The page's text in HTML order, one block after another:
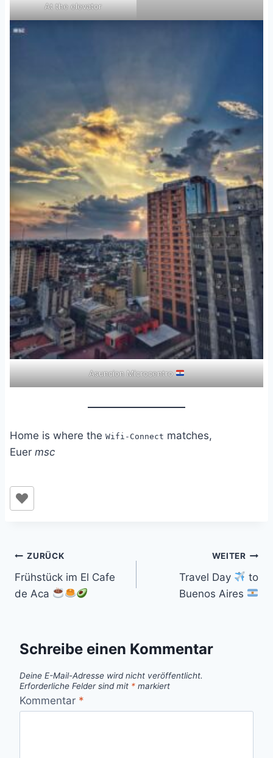
At the elevator
Asuncion Microcentro
Home is where the Wifi-Connect matches,
Euer msc
Beitragsnavigation
ZURÜCK
Frühstück im El Cafe
de Aca
WEITER
Travel Day
to
Buenos Aires
Schreibe einen Kommentar
Deine E-Mail-Adresse wird nicht veröffentlicht.
Erforderliche Felder sind mit * markiert
Kommentar *